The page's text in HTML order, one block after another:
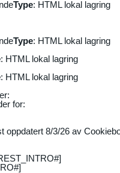
Type: HTML lokal lagring
Type: HTML lokal lagring
: HTML lokal lagring
: HTML lokal lagring
for:
oppdatert 8/3/26 av